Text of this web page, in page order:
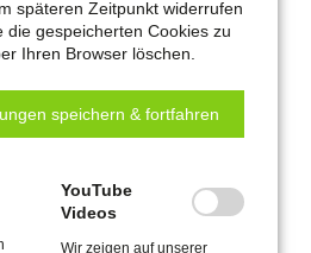
späteren Zeitpunkt widerrufen
die gespeicherten Cookies zu
Ihren Browser löschen.
speichern & fortfahren
YouTube
Videos
Wir zeigen auf unserer